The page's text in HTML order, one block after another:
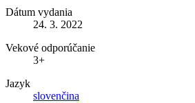
Dátum vydania
24. 3. 2022
Vekové odporúčanie
3+
Jazyk
slovenčina